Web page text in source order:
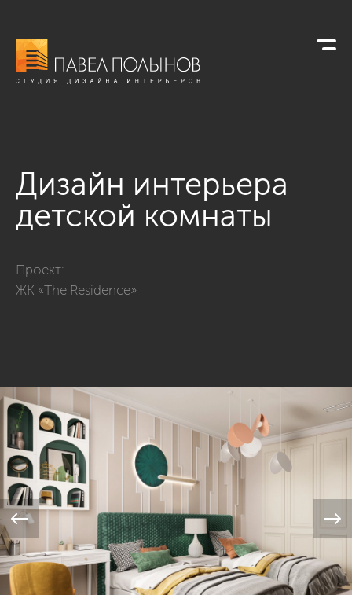
Дизайн интерьера
детской комнаты
Проект:
ЖК «The Residence»